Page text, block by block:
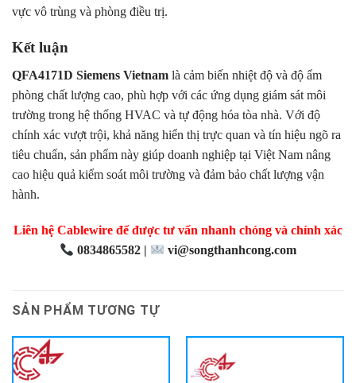
vực vô trùng và phòng điều trị.
Kết luận
QFA4171D Siemens Vietnam là cảm biến nhiệt độ và độ ẩm
phòng chất lượng cao, phù hợp với các ứng dụng giám sát môi
trường trong hệ thống HVAC và tự động hóa tòa nhà. Với độ
chính xác vượt trội, khả năng hiển thị trực quan và tín hiệu ngõ ra
tiêu chuẩn, sản phẩm này giúp doanh nghiệp tại Việt Nam nâng
cao hiệu quả kiểm soát môi trường và đảm bảo chất lượng vận
hành.
Liên hệ Cablewire để được tư vấn nhanh chóng và chính xác
0834865582 |
vi@songthanhcong.com
SẢN PHẨM TƯƠNG TỰ